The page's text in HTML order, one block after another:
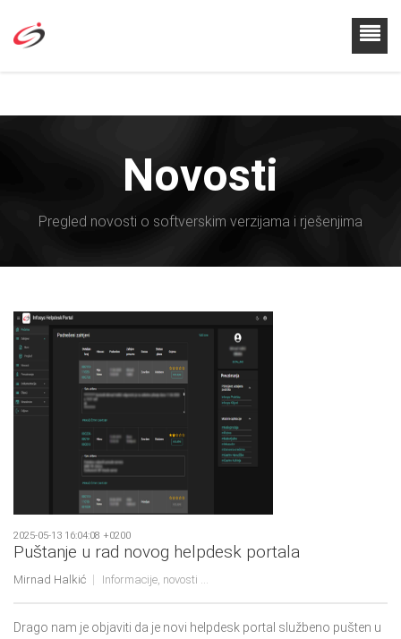
Novosti
Pregled novosti o softverskim verzijama i rješenjima
2025-05-13 16:04:08 +0200
Puštanje u rad novog helpdesk portala
Mirnad Halkić Informacije, novosti ...
Drago nam je objaviti da je novi helpdesk portal službeno pušten u